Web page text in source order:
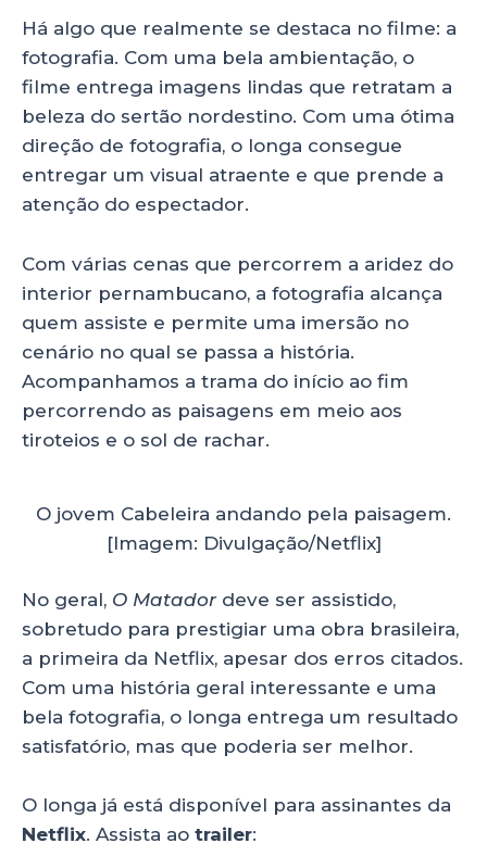
Há algo que realmente se destaca no filme: a
fotografia. Com uma bela ambientação, o
filme entrega imagens lindas que retratam a
beleza do sertão nordestino. Com uma ótima
direção de fotografia, o longa consegue
entregar um visual atraente e que prende a
atenção do espectador.
Com várias cenas que percorrem a aridez do
interior pernambucano, a fotografia alcança
quem assiste e permite uma imersão no
cenário no qual se passa a história.
Acompanhamos a trama do início ao fim
percorrendo as paisagens em meio aos
tiroteios e o sol de rachar.
O jovem Cabeleira andando pela paisagem.
[Imagem: Divulgação/Netflix]
No geral, O Matador deve ser assistido,
sobretudo para prestigiar uma obra brasileira,
a primeira da Netflix, apesar dos erros citados.
Com uma história geral interessante e uma
bela fotografia, o longa entrega um resultado
satisfatório, mas que poderia ser melhor.
O longa já está disponível para assinantes da
Netflix. Assista ao trailer: